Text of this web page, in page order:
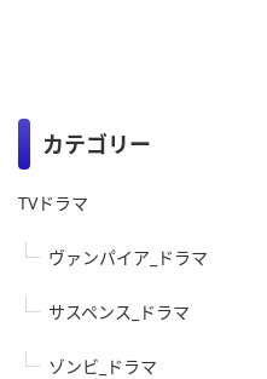
カテゴリー
TVドラマ
ヴァンパイア_ドラマ
サスペンス_ドラマ
ゾンビ_ドラマ